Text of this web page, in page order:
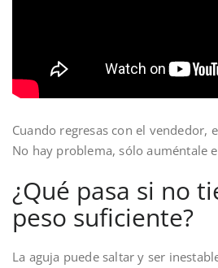
Cuando regresas con el vendedor,
No hay problema, sólo auméntale
¿Qué pasa si no
peso suficiente?
La aguja puede saltar y ser